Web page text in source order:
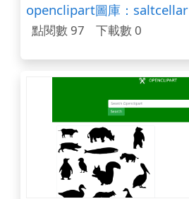
openclipart圖庫：saltcellar
點閱數 97 下載數 0